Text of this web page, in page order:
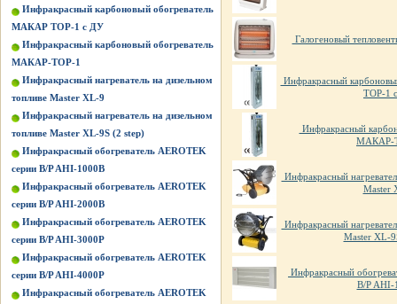
Инфракрасный карбоновый обогреватель
МАКАР ТОР-1 с ДУ
Инфракрасный карбоновый обогреватель
МАКАР-ТОР-1
Инфракрасный нагреватель на дизельном
топливе Master XL-9
Инфракрасный нагреватель на дизельном
топливе Master XL-9S (2 step)
Инфракрасный обогреватель AEROTEK
серии B/P AHI-1000B
Инфракрасный обогреватель AEROTEK
серии B/P AHI-2000B
Инфракрасный обогреватель AEROTEK
серии B/P AHI-3000P
Инфракрасный обогреватель AEROTEK
серии B/P AHI-4000P
Инфракрасный обогреватель AEROTEK
Галогеновый
Инфракрасный
ТОР-1
Инфракрасный
МАКАР-
Инфракрасный
Master
Инфракрасный
Master XL-
Инфракрасный
B/P AHI-